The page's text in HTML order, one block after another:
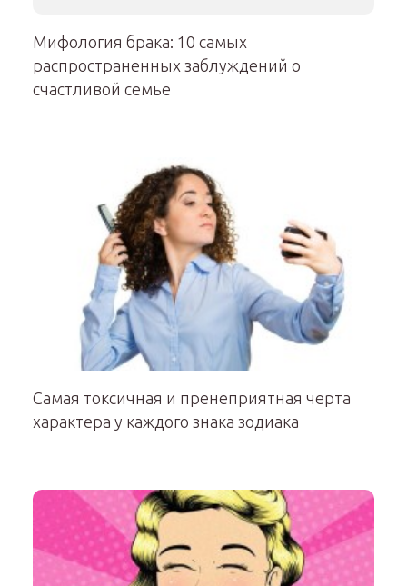
Мифология брака: 10 самых
распространенных заблуждений о
счастливой семье
Самая токсичная и пренеприятная черта
характера у каждого знака зодиака